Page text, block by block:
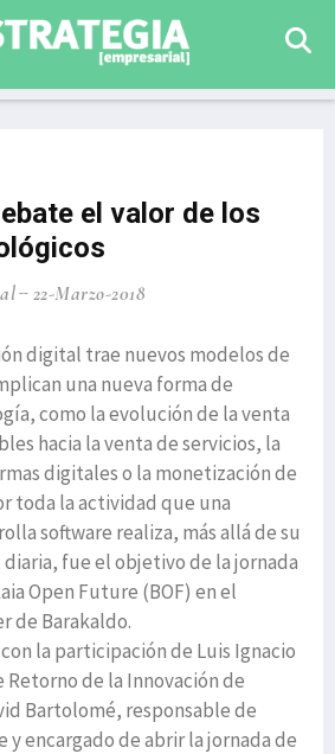
el valor de los
22-Marzo-2018
digital trae nuevos modelos de
una nueva forma de
como la evolución de la venta
hacia la venta de servicios, la
digitales o la monetización de
toda la actividad que una
software realiza, más allá de su
fue el objetivo de la jornada
Open Future (BOF) en el
de Barakaldo.
la participación de Luis Ignacio
de la Innovación de
Bartolomé, responsable de
y encargado de abrir la jornada de